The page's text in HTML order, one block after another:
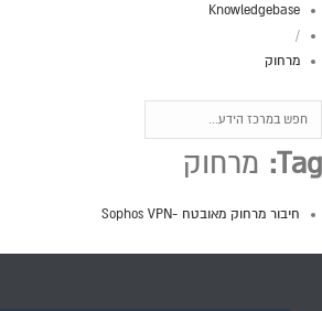
Knowledgebase
/
מרחוק
Tag: מרחוק
חיבור מרחוק מאובטח -Sophos VPN